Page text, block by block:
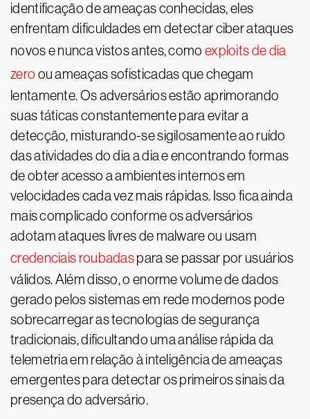
identificação de ameaças conhecidas, eles
enfrentam dificuldades em detectar ciber ataques
novos e nunca vistos antes, como exploits de dia
zero ou ameaças sofisticadas que chegam
lentamente. Os adversários estão aprimorando
suas táticas constantemente para evitar a
detecção, misturando-se sigilosamente ao ruído
das atividades do dia a dia e encontrando formas
de obter acesso a ambientes internos em
velocidades cada vez mais rápidas. Isso fica ainda
mais complicado conforme os adversários
adotam ataques livres de malware ou usam
credenciais roubadaspara se passar por usuários
válidos. Além disso, o enorme volume de dados
gerado pelos sistemas em rede modernos pode
sobrecarregar as tecnologias de segurança
tradicionais, dificultando uma análise rápida da
telemetria em relação à inteligência de ameaças
emergentes para detectar os primeiros sinais da
presença do adversário.